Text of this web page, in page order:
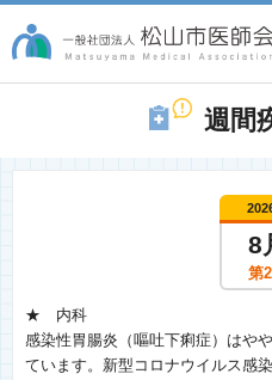
週間
8
第
★ 内科
感染性胃腸炎（嘔吐下痢症）はや
ています。新型コロナウイルス感